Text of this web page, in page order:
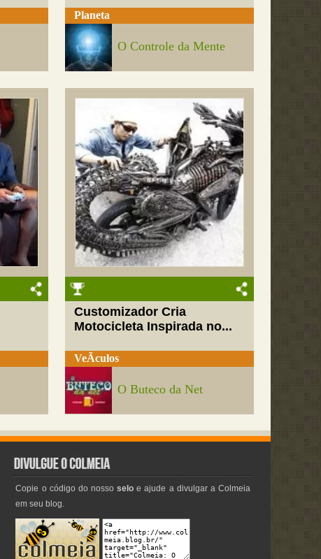
Planeta
O Controle da Mente
Customizador Cria
Motocicleta Inspirada no...
VeÃ­culos
O Buteco da Net
Copie o código do nossoselo e ajude a divulgar a Colmeia
em seu blog.